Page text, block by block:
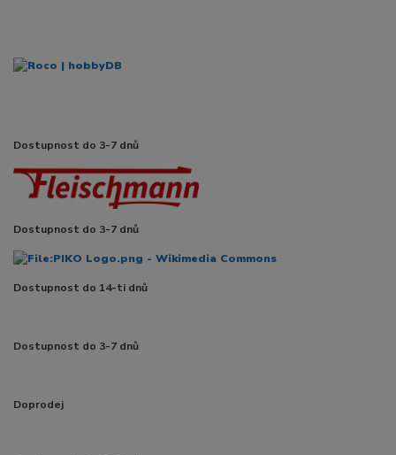
Dostupnost do 3-7 dnů
Dostupnost do 3-7 dnů
Dostupnost do 14-ti dnů
Dostupnost do 3-7 dnů
Doprodej